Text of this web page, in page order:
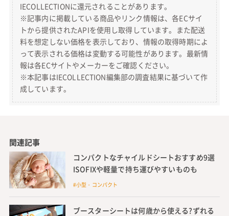
IECOLLECTIONに還元されることがあります。
※記事内に掲載している商品やリンク情報は、各ECサイ
トから提供されたAPIを使用し取得しています。また配送
料を想定しない価格を表示しており、情報の取得時期によ
って表示される価格は変動する可能性があります。最新情
報は各ECサイトやメーカーをご確認ください。
※本記事はIECOLLECTION編集部の調査結果に基づいて作
成しています。
関連記事
コンパクトなチャイルドシートおすすめ9選
ISOFIXや軽量で持ち運びやすいものも
#小型・コンパクト
ブースターシートは何歳から使える?ずれる